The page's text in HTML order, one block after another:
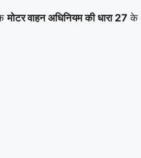
मोटर वाहन अधिनियम की धारा 27 के